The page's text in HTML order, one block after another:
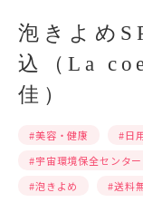
泡きよめ
込（La
佳）
#美容・健康
#⽇
#宇宙環境保全センター
#泡きよめ
#送料